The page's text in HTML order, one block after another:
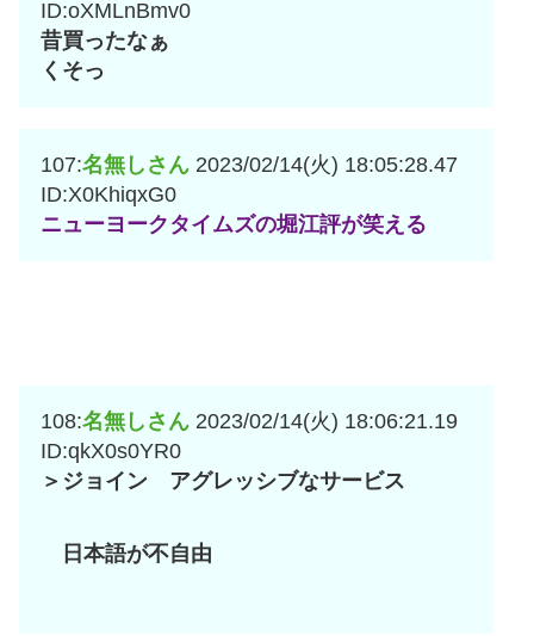
ID:oXMLnBmv0
昔買ったなぁ
くそっ
107:名無しさん 2023/02/14(火) 18:05:28.47
ID:X0KhiqxG0
ニューヨークタイムズの堀江評が笑える
108:名無しさん 2023/02/14(火) 18:06:21.19
ID:qkX0s0YR0
＞ジョイン アグレッシブなサービス
日本語が不自由